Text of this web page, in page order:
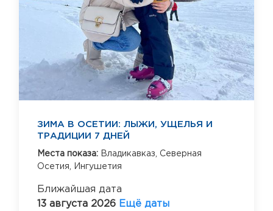
ЗИМА В ОСЕТИИ: ЛЫЖИ, УЩЕЛЬЯ И
ТРАДИЦИИ 7 ДНЕЙ
Места показа: Владикавказ, Северная
Осетия,
Ингушетия
Ближайшая дата
13 августа 2026 Ещё даты